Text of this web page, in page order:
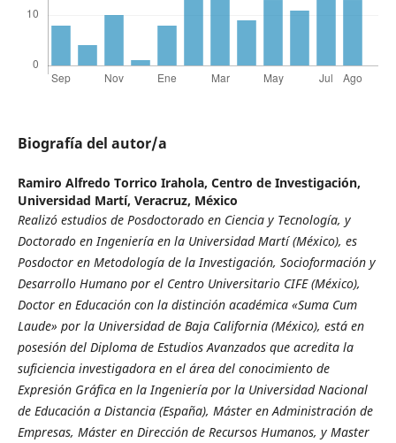
Biografía del autor/a
Ramiro Alfredo Torrico Irahola, Centro de Investigación,
Universidad Martí, Veracruz, México
Realizó estudios de Posdoctorado en Ciencia y Tecnología, y
Doctorado en Ingeniería en la Universidad Martí (México), es
Posdoctor en Metodología de la Investigación, Socioformación y
Desarrollo Humano por el Centro Universitario CIFE (México),
Doctor en Educación con la distinción académica «Suma Cum
Laude» por la Universidad de Baja California (México), está en
posesión del Diploma de Estudios Avanzados que acredita la
suficiencia investigadora en el área del conocimiento de
Expresión Gráfica en la Ingeniería por la Universidad Nacional
de Educación a Distancia (España), Máster en Administración de
Empresas, Máster en Dirección de Recursos Humanos, y Master